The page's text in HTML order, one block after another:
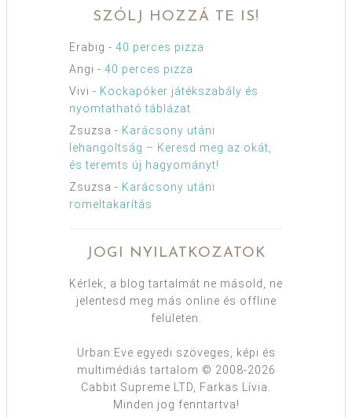
SZÓLJ HOZZÁ TE IS!
Erabig - 40 perces pizza
Angi - 40 perces pizza
Vivi - Kockapóker játékszabály és
nyomtatható táblázat
Zsuzsa - Karácsony utáni
lehangoltság – Keresd meg az okát,
és teremts új hagyományt!
Zsuzsa - Karácsony utáni
romeltakarítás
JOGI NYILATKOZATOK
Kérlek, a blog tartalmát ne másold, ne
jelentesd meg más online és offline
felületen.
Urban:Eve egyedi szöveges, képi és
multimédiás tartalom © 2008-2026
Cabbit Supreme LTD, Farkas Lívia.
Minden jog fenntartva!